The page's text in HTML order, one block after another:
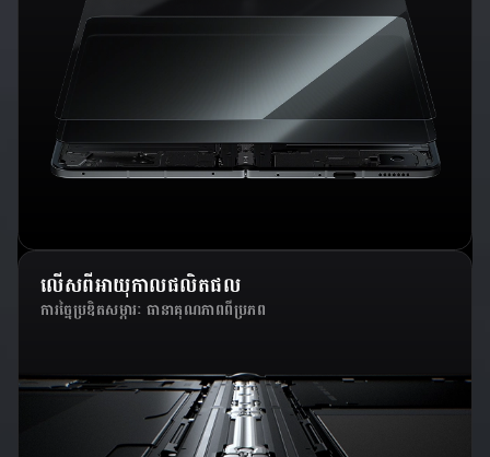
លើសពីអាយុកាលផលិតផល
ការច្នៃប្រឌិតសម្ភារៈ ធានាគុណភាពពីប្រភព